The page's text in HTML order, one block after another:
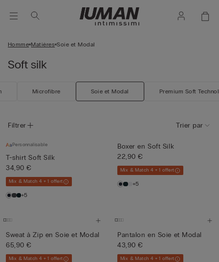
Homme Matières Soie et Modal
Soft silk
Microfibre Soie et Modal Premium Soft
Filtrer Trier par
Personnalisable
T-shirt Soft Silk
34,90 €
Mix & Match 4 + 1 offert
+5
Boxer en Soft Silk
22,90 €
Mix & Match 4 + 1 offert
+5
Sweat à Zip en Soie et Modal
65,90 €
Mix & Match 4 + 1 offert
Pantalon en Soie et Modal
43,90 €
Mix & Match 4 + 1 offert